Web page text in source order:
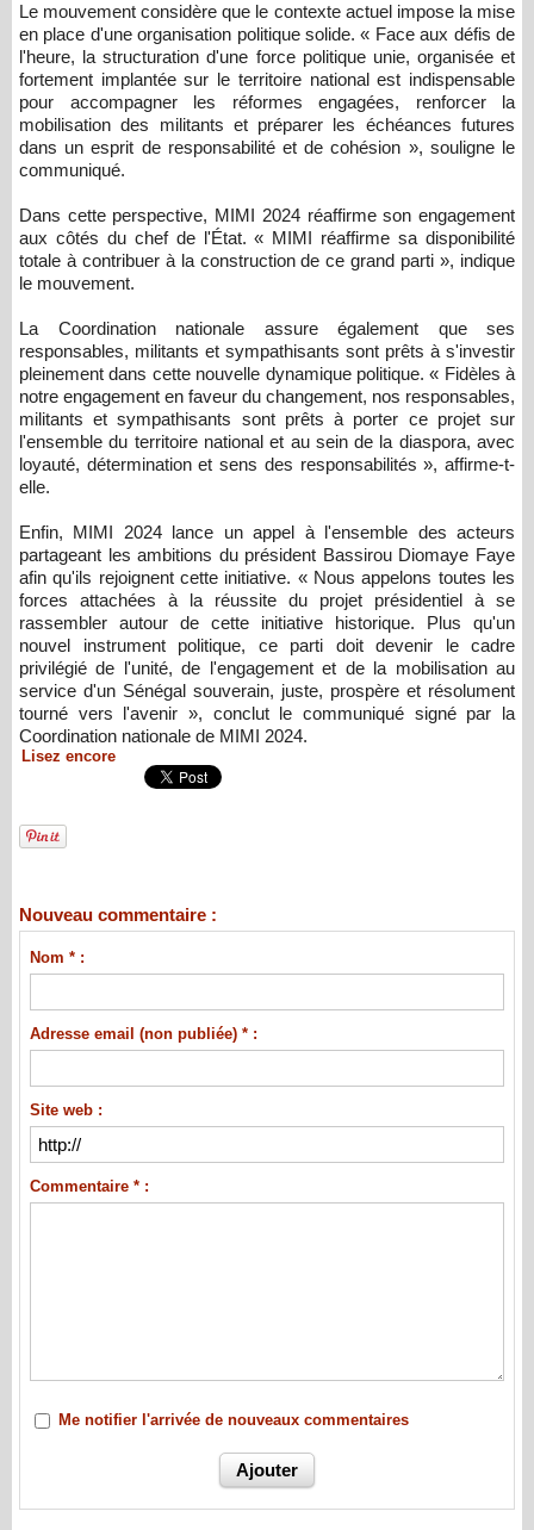
Le mouvement considère que le contexte actuel impose la mise
en place d'une organisation politique solide. « Face aux défis de
l'heure, la structuration d'une force politique unie, organisée et
fortement implantée sur le territoire national est indispensable
pour accompagner les réformes engagées, renforcer la
mobilisation des militants et préparer les échéances futures
dans un esprit de responsabilité et de cohésion », souligne le
communiqué.
Dans cette perspective, MIMI 2024 réaffirme son engagement
aux côtés du chef de l'État. « MIMI réaffirme sa disponibilité
totale à contribuer à la construction de ce grand parti », indique
le mouvement.
La Coordination nationale assure également que ses
responsables, militants et sympathisants sont prêts à s'investir
pleinement dans cette nouvelle dynamique politique. « Fidèles à
notre engagement en faveur du changement, nos responsables,
militants et sympathisants sont prêts à porter ce projet sur
l'ensemble du territoire national et au sein de la diaspora, avec
loyauté, détermination et sens des responsabilités », affirme-t-
elle.
Enfin, MIMI 2024 lance un appel à l'ensemble des acteurs
partageant les ambitions du président Bassirou Diomaye Faye
afin qu'ils rejoignent cette initiative. « Nous appelons toutes les
forces attachées à la réussite du projet présidentiel à se
rassembler autour de cette initiative historique. Plus qu'un
nouvel instrument politique, ce parti doit devenir le cadre
privilégié de l'unité, de l'engagement et de la mobilisation au
service d'un Sénégal souverain, juste, prospère et résolument
tourné vers l'avenir », conclut le communiqué signé par la
Coordination nationale de MIMI 2024.
Lisez encore
Nouveau commentaire :
Nom * :
Adresse email (non publiée) * :
Site web :
Commentaire * :
Me notifier l'arrivée de nouveaux commentaires